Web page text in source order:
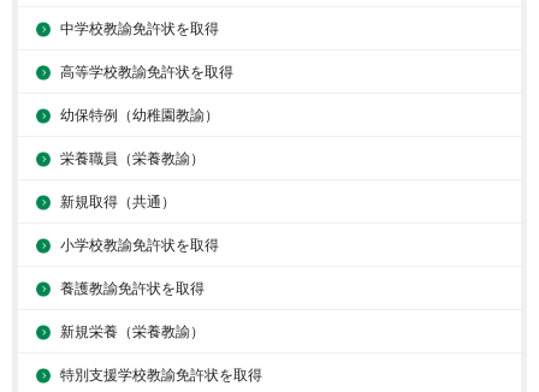
中学校教諭免許状を取得
高等学校教諭免許状を取得
幼保特例（幼稚園教諭）
栄養職員（栄養教諭）
新規取得（共通）
小学校教諭免許状を取得
養護教諭免許状を取得
新規栄養（栄養教諭）
特別支援学校教諭免許状を取得